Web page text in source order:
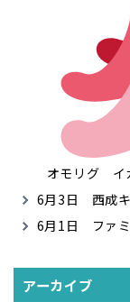
オモリグ イ
6月3日 西成
6月1日 ファ
アーカイブ